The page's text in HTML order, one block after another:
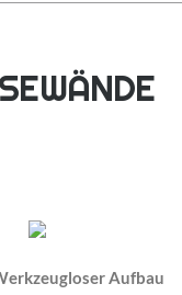
Aufbau